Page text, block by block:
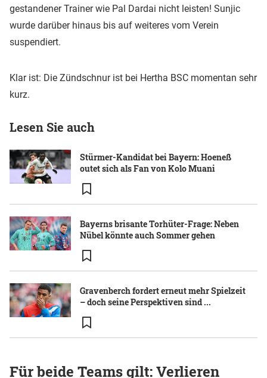
gestandener Trainer wie Pal Dardai nicht leisten! Sunjic
wurde darüber hinaus bis auf weiteres vom Verein
suspendiert.
Klar ist: Die Zündschnur ist bei Hertha BSC momentan sehr
kurz.
Lesen Sie auch
Stürmer-Kandidat bei Bayern: Hoeneß
outet sich als Fan von Kolo Muani
Bayerns brisante Torhüter-Frage: Neben
Nübel könnte auch Sommer gehen
Gravenberch fordert erneut mehr Spielzeit
– doch seine Perspektiven sind ...
Für beide Teams gilt: Verlieren